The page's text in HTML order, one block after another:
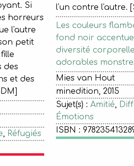
Si
horreurs
l'autre
petit
des
et des
, Réfugiés
l'un contre l'autre.
Les couleurs
fond noir
diversité
adorables
Mies van Hout
minedition, 2015
Sujet(s) : Amitié,
Émotions
ISBN :